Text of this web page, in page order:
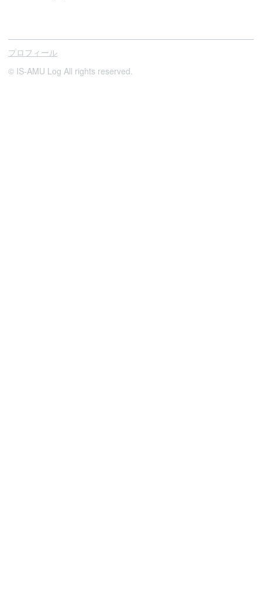
プロフィール
© IS-AMU Log All rights reserved.